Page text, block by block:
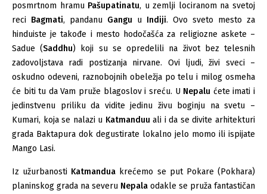
posmrtnom hramu Pašupatinatu, u zemlji lociranom na svetoj
reci Bagmati, pandanu Gangu u Indiji. Ovo sveto mesto za
hinduiste je takođe i mesto hodočašća za religiozne askete –
Sadue (Saddhu) koji su se opredelili na život bez telesnih
zadovoljstava radi postizanja nirvane. Ovi ljudi, živi sveci –
oskudno odeveni, raznobojnih obeležja po telu i milog osmeha
će biti tu da Vam pruže blagoslov i sreću. U Nepalu ćete imati i
jedinstvenu priliku da vidite jedinu živu boginju na svetu –
Kumari, koja se nalazi u Katmanduu ali i da se divite arhitekturi
grada Baktapura dok degustirate lokalno jelo momo ili ispijate
Mango Lasi.
Iz užurbanosti Katmandua krećemo se put Pokare (Pokhara)
planinskog grada na severu Nepala odakle se pruža fantastičan